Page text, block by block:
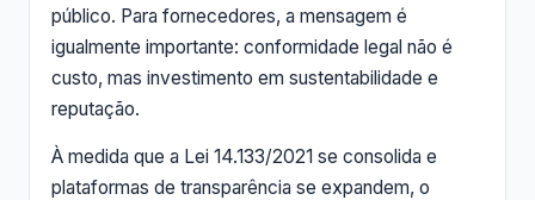
público. Para fornecedores, a mensagem é
igualmente importante: conformidade legal não é
custo, mas investimento em sustentabilidade e
reputação.
À medida que a Lei 14.133/2021 se consolida e
plataformas de transparência se expandem, o